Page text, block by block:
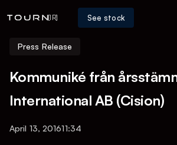
[IR] See stock
Press Release
Kommuniké från
International AB (Cision)
April 13, 201611:34